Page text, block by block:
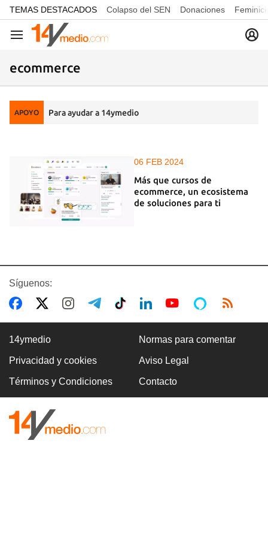
common.go-to-content
TEMAS DESTACADOS Colapso del SEN Donaciones
Navegación
ecommerce
APOYO Para ayudar a 14ymedio
06 FEB 2024
Más que cursos de
ecommerce, un ecosistema
de soluciones para ti
Síguenos:
14ymedio Normas para comentar
Privacidad y cookies Aviso Legal
Términos y Condiciones Contacto